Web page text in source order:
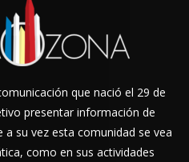
que nació el 29 de
presentar información de
su vez esta comunidad se vea
como en sus actividades